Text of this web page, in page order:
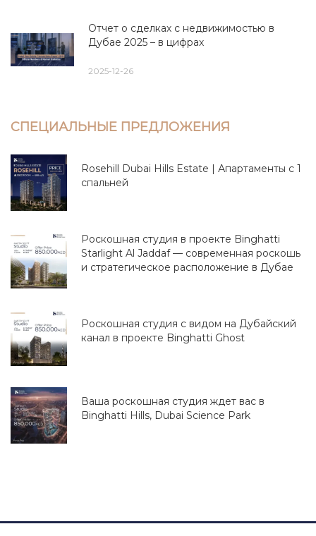
Отчет о сделках с недвижимостью в
Дубае 2025 – в цифрах
2025-12-26
СПЕЦИАЛЬНЫЕ ПРЕДЛОЖЕНИЯ
Rosehill Dubai Hills Estate | Апартаменты с 1
спальней
Роскошная студия в проекте Binghatti
Starlight Al Jaddaf — современная роскошь
и стратегическое расположение в Дубае
Роскошная студия с видом на Дубайский
канал в проекте Binghatti Ghost
Ваша роскошная студия ждет вас в
Binghatti Hills, Dubai Science Park